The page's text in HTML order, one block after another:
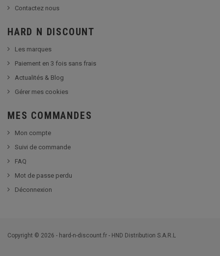
Contactez nous
HARD N DISCOUNT
Les marques
Paiement en 3 fois sans frais
Actualités & Blog
Gérer mes cookies
MES COMMANDES
Mon compte
Suivi de commande
FAQ
Mot de passe perdu
Déconnexion
Copyright © 2026 - hard-n-discount.fr - HND Distribution S.A.R.L